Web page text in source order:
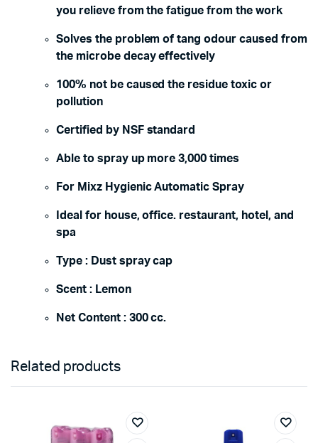
you relieve from the fatigue from the work
Solves the problem of tang odour caused from
the microbe decay effectively
100% not be caused the residue toxic or
pollution
Certified by NSFstandard
Able to spray up more 3,000 times
For Mixz Hygienic Automatic Spray
Ideal for house, office. restaurant, hotel, and
spa
Type : Dust spray cap
Scent : Lemon
Net Content : 300 cc.
Related products